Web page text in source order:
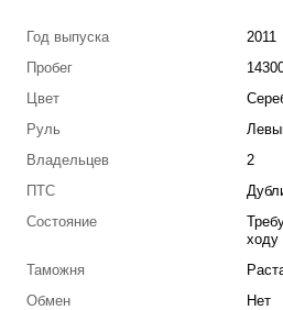
Год выпуска
2011
Пробег
Цвет
Руль
Владельцев
2
ПТС
Состояние
ходу
Таможня
Обмен
Нет